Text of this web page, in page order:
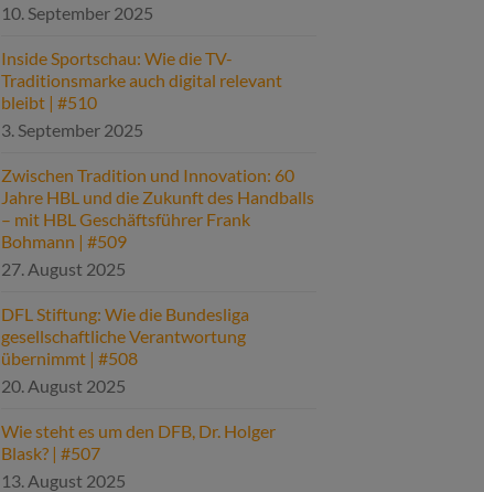
10. September 2025
Inside Sportschau: Wie die TV-
Traditionsmarke auch digital relevant
bleibt | #510
3. September 2025
Zwischen Tradition und Innovation: 60
Jahre HBL und die Zukunft des Handballs
– mit HBL Geschäftsführer Frank
Bohmann | #509
27. August 2025
DFL Stiftung: Wie die Bundesliga
gesellschaftliche Verantwortung
übernimmt | #508
20. August 2025
Wie steht es um den DFB, Dr. Holger
Blask? | #507
13. August 2025